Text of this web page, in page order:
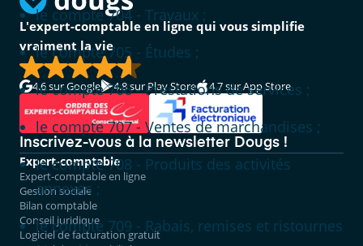
le compte 704 - Travaux ;
le compte 705 - Études ;
le compte 706 - Prestations de services ;
le compte 707 - Ventes de marchandises ;
le compte 708 - Produits des activités
annexes ;
le compte 709 - Rabais, remises et ristournes
L'expert-comptable en ligne qui vous simplifie
vraiment la vie
4.6sur Google 4.8sur Play Store 4.7sur App Store
Inscrivez-vous à la newsletter Dougs !
Expert-comptable
Expert-comptable en ligne
Gestion sociale
Bilan comptable
Conseil juridique
Logiciel de facturation gratuit